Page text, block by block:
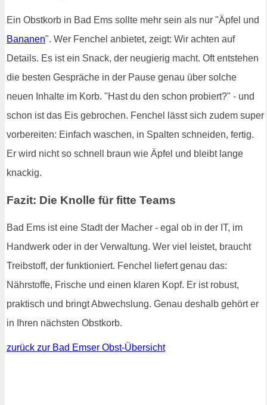
Ein Obstkorb in Bad Ems sollte mehr sein als nur "Äpfel und
Bananen". Wer Fenchel anbietet, zeigt: Wir achten auf
Details. Es ist ein Snack, der neugierig macht. Oft entstehen
die besten Gespräche in der Pause genau über solche
neuen Inhalte im Korb. "Hast du den schon probiert?" - und
schon ist das Eis gebrochen. Fenchel lässt sich zudem super
vorbereiten: Einfach waschen, in Spalten schneiden, fertig.
Er wird nicht so schnell braun wie Äpfel und bleibt lange
knackig.
Fazit: Die Knolle für fitte Teams
Bad Ems ist eine Stadt der Macher - egal ob in der IT, im
Handwerk oder in der Verwaltung. Wer viel leistet, braucht
Treibstoff, der funktioniert. Fenchel liefert genau das:
Nährstoffe, Frische und einen klaren Kopf. Er ist robust,
praktisch und bringt Abwechslung. Genau deshalb gehört er
in Ihren nächsten Obstkorb.
zurück zur Bad Emser Obst-Übersicht